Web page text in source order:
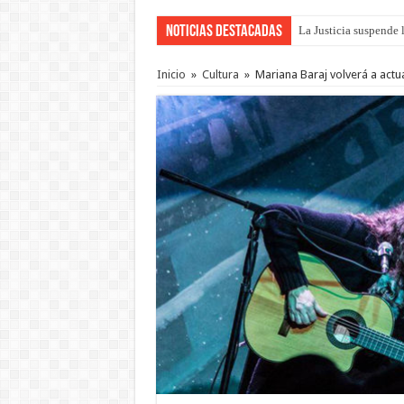
Noticias Destacadas La Justicia suspende
Se presentará la
Inicio » Cultura » Mariana Baraj volverá a